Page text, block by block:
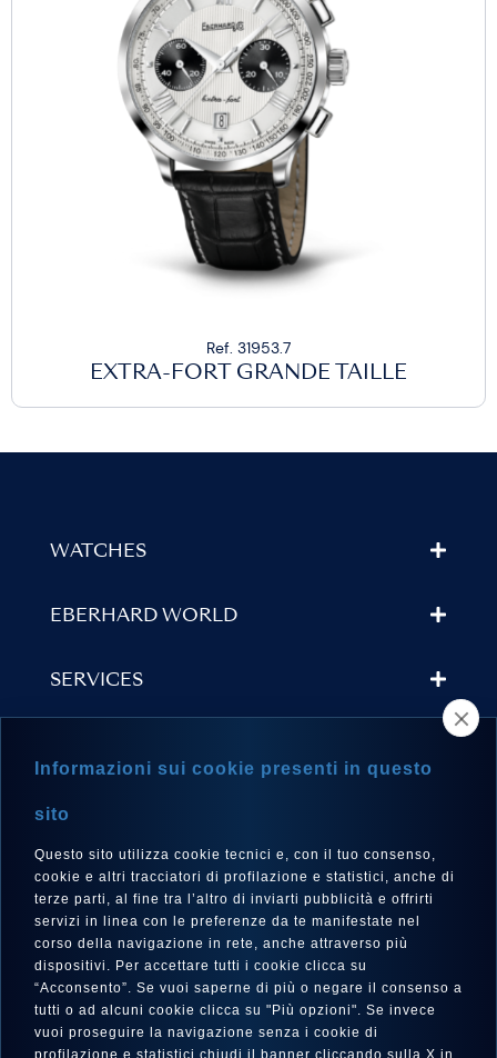
Ref. 31953.7
EXTRA-FORT GRANDE TAILLE
WATCHES
EBERHARD WORLD
SERVICES
LANGUAGE
English
FOLLOW US
Informazioni sui cookie presenti in questo
sito
Questo sito utilizza cookie tecnici e, con il tuo consenso,
cookie e altri tracciatori di profilazione e statistici, anche di
terze parti, al fine tra l’altro di inviarti pubblicità e offrirti
servizi in linea con le preferenze da te manifestate nel
corso della navigazione in rete, anche attraverso più
dispositivi. Per accettare tutti i cookie clicca su
“Acconsento”. Se vuoi saperne di più o negare il consenso a
tutti o ad alcuni cookie clicca su "Più opzioni". Se invece
vuoi proseguire la navigazione senza i cookie di
profilazione e statistici chiudi il banner cliccando sulla X in